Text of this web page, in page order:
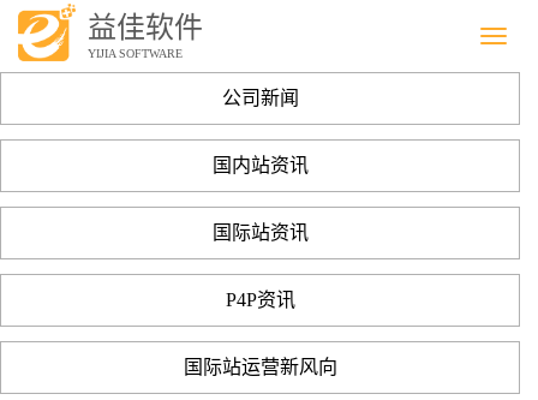
Menu
益佳软件
YIJIA SOFTWARE
公司新闻
国内站资讯
国际站资讯
P4P资讯
国际站运营新风向